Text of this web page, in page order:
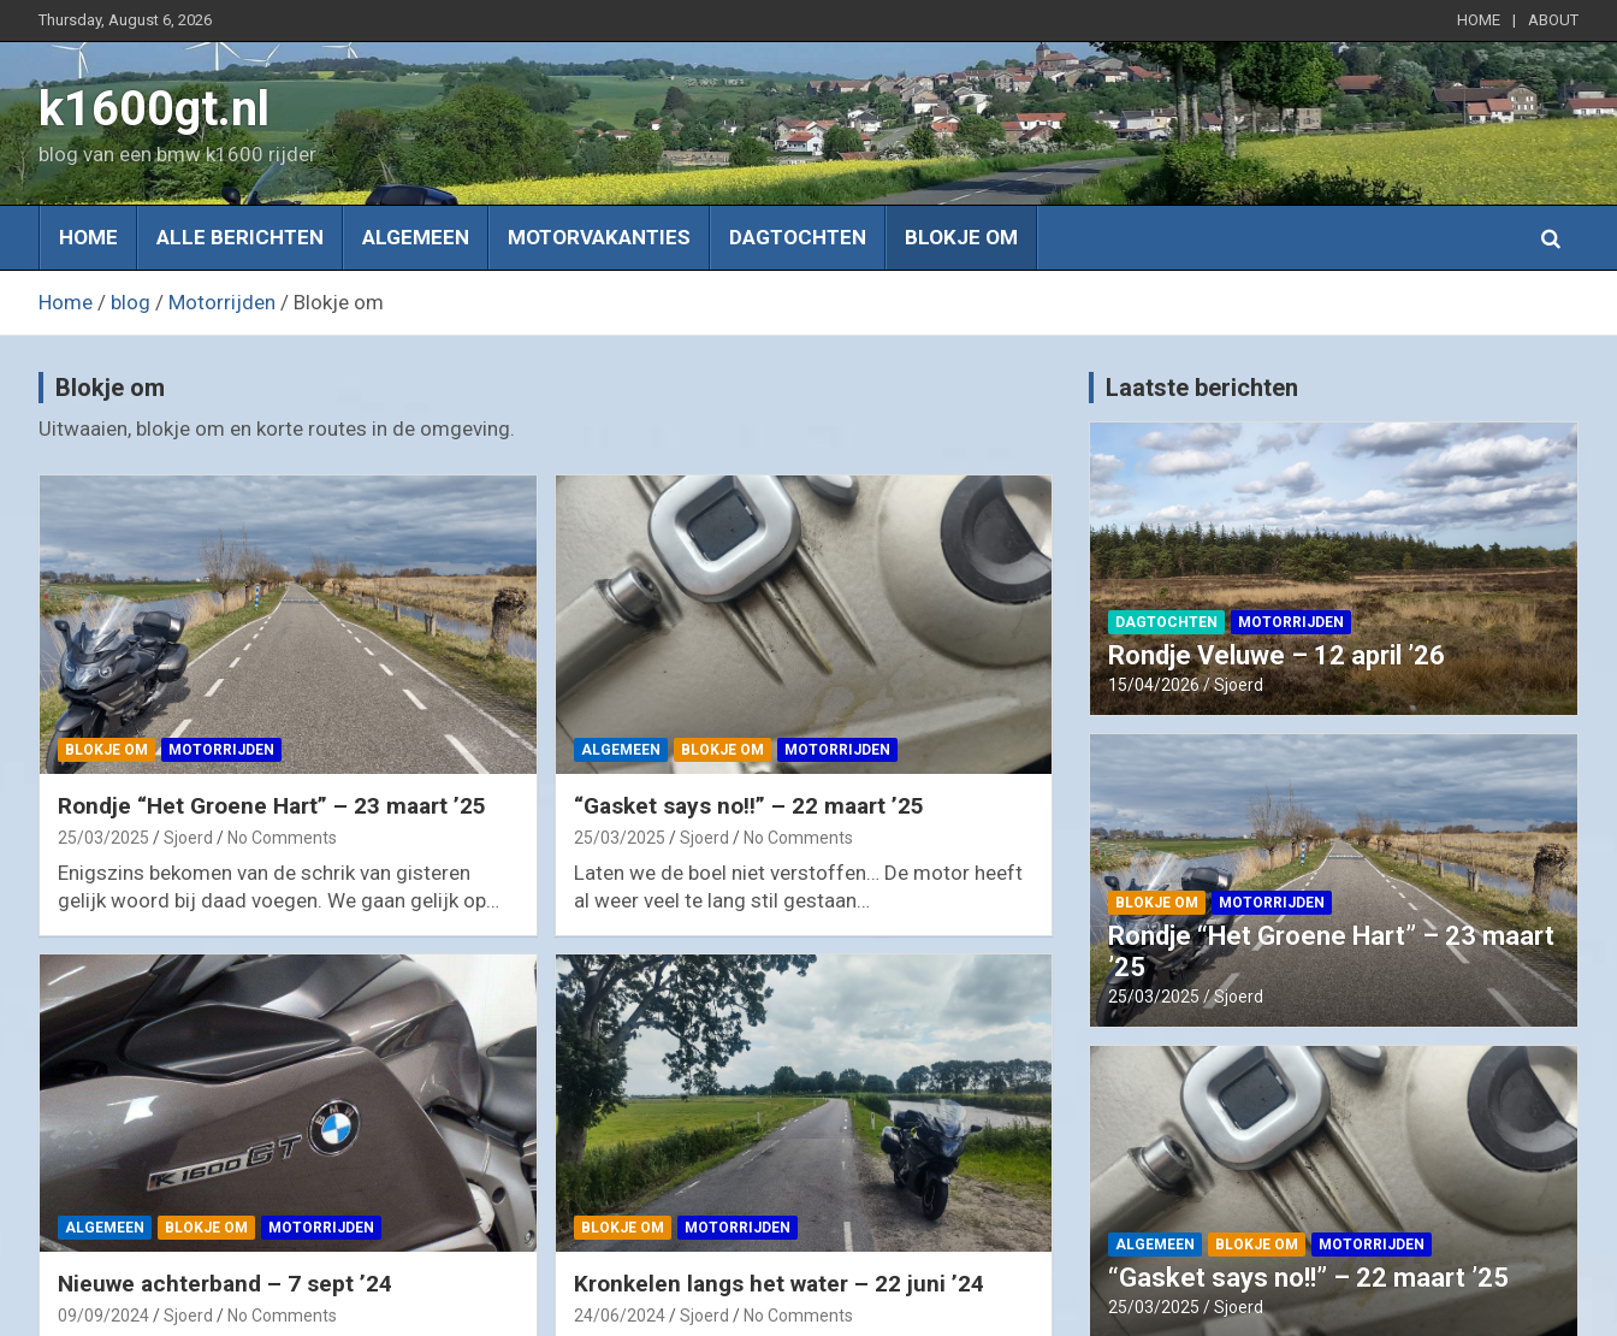
to
Thursday, August 6, 2026 HOME ABOUT
k1600gt.nl
blog van een bmw k1600 rijder
HOME ALLE BERICHTEN ALGEMEEN MOTORVAKANTIES DAGTOCHTEN BLOKJE OM
Home blog Motorrijden Blokje om
Blokje om
Uitwaaien, blokje om en korte routes in de omgeving.
BLOKJE OM MOTORRIJDEN
Rondje “Het Groene Hart” – 23 maart ’25
25/03/2025 Sjoerd No Comments
Enigszins bekomen van de schrik van gisteren
gelijk woord bij daad voegen. We gaan gelijk op…
ALGEMEEN BLOKJE OM MOTORRIJDEN
“Gasket says no!!” – 22 maart ’25
25/03/2025 Sjoerd No Comments
Laten we de boel niet verstoffen… De motor heeft
al weer veel te lang stil gestaan…
ALGEMEEN BLOKJE OM MOTORRIJDEN
Nieuwe achterband – 7 sept ’24
09/09/2024 Sjoerd No Comments
BLOKJE OM MOTORRIJDEN
Kronkelen langs het water – 22 juni ’24
24/06/2024 Sjoerd No Comments
Laatste berichten
DAGTOCHTEN MOTORRIJDEN
Rondje Veluwe – 12 april ’26
15/04/2026 Sjoerd
BLOKJE OM MOTORRIJDEN
Rondje “Het Groene Hart” – 23 maart
’25
25/03/2025 Sjoerd
ALGEMEEN BLOKJE OM MOTORRIJDEN
“Gasket says no!!” – 22 maart ’25
25/03/2025 Sjoerd